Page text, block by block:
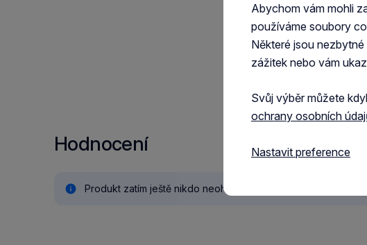
Hodnocení
Produkt zatím ještě nikdo neohodnotil.
Abychom vám mohli
používáme soubory
Některé jsou
zážitek nebo vám
Svůj výběr můžete
ochrany osobních
Nastavit preference